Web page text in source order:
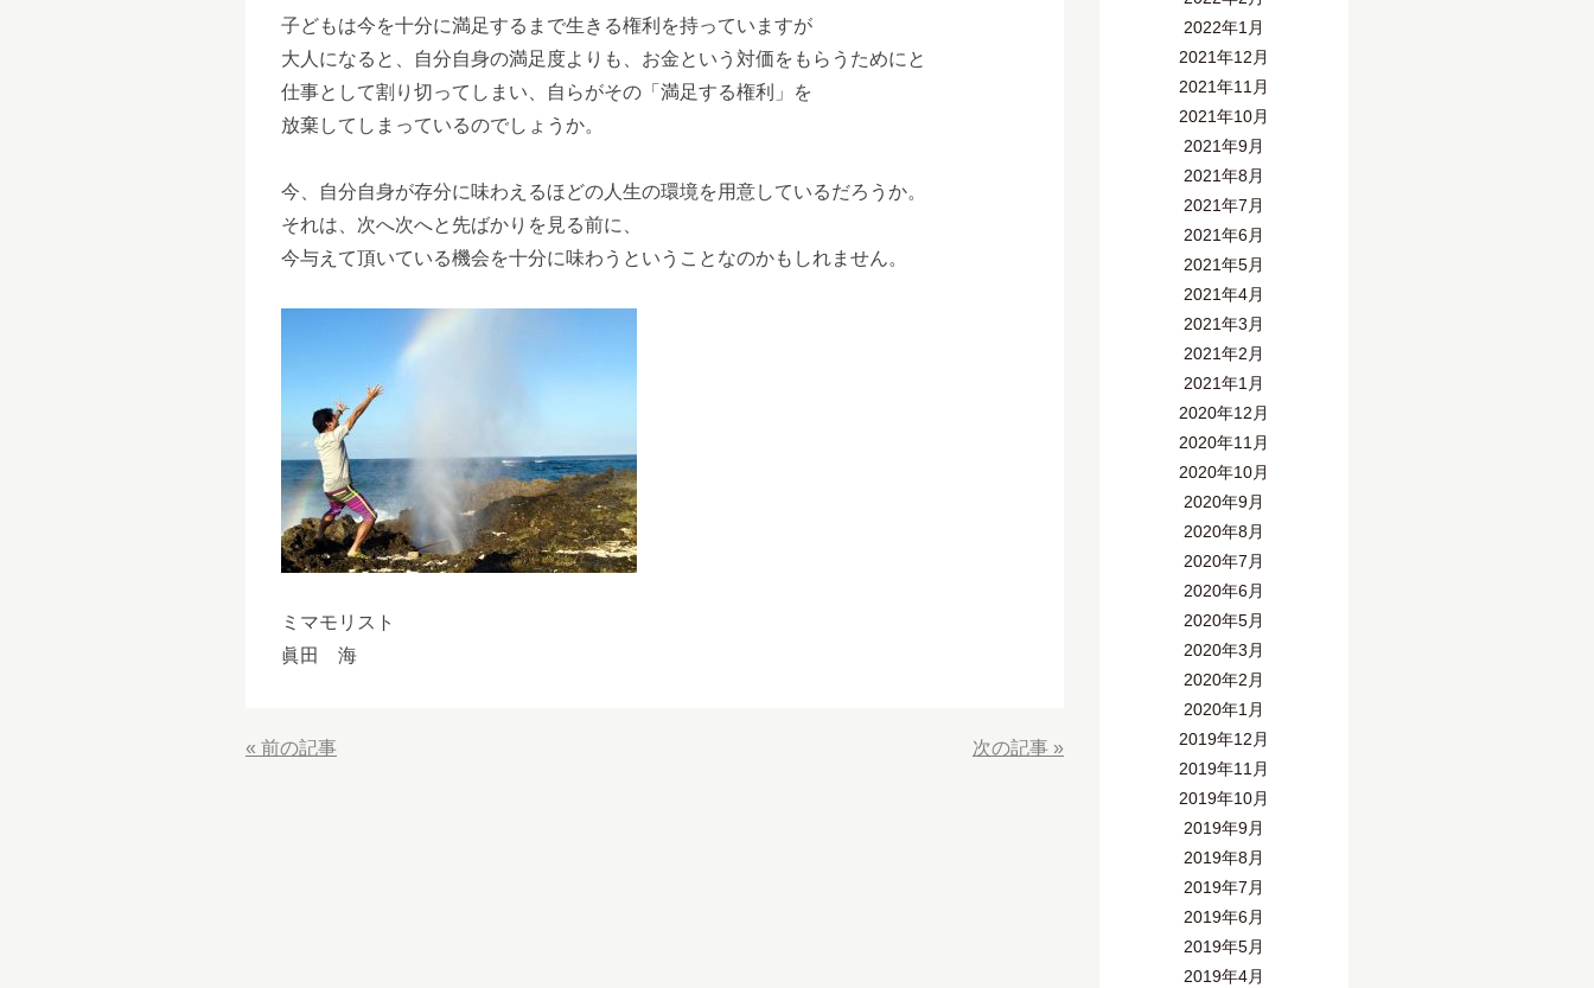
子どもは今を十分に満足するまで生きる権利を持っていますが
大人になると、自分自身の満足度よりも、お金という対価をもらうためにと
仕事として割り切ってしまい、自らがその「満足する権利」を
放棄してしまっているのでしょうか。
今、自分自身が存分に味わえるほどの人生の環境を用意しているだろうか。
それは、次へ次へと先ばかりを見る前に、
今与えて頂いている機会を十分に味わうということなのかもしれません。
ミマモリスト
眞田 海
« 前の記事 次の記事 »
2022年1月
2021年12月
2021年11月
2021年10月
2021年9月
2021年8月
2021年7月
2021年6月
2021年5月
2021年4月
2021年3月
2021年2月
2021年1月
2020年12月
2020年11月
2020年10月
2020年9月
2020年8月
2020年7月
2020年6月
2020年5月
2020年3月
2020年2月
2020年1月
2019年12月
2019年11月
2019年10月
2019年9月
2019年8月
2019年7月
2019年6月
2019年5月
2019年4月